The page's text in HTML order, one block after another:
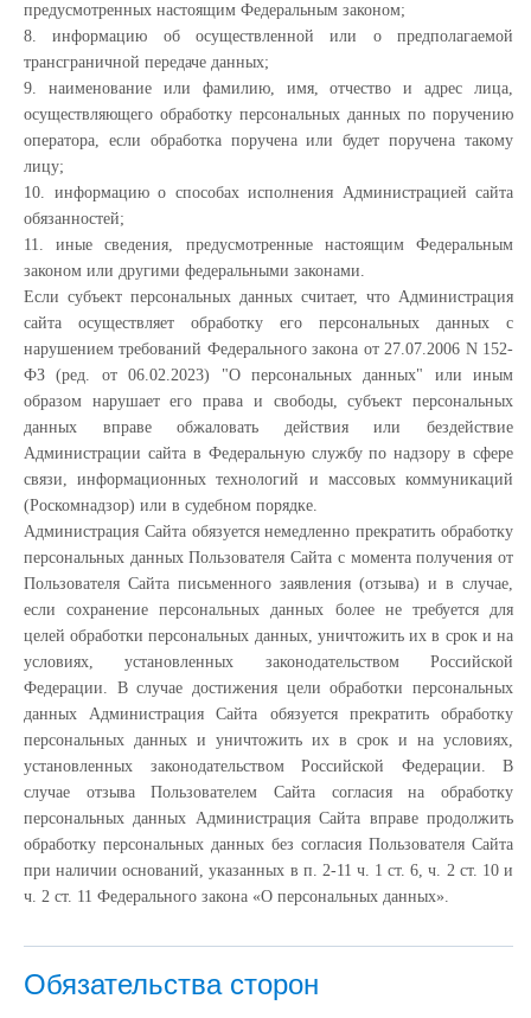
предусмотренных настоящим Федеральным законом;
8. информацию об осуществленной или о предполагаемой
трансграничной передаче данных;
9. наименование или фамилию, имя, отчество и адрес лица,
осуществляющего обработку персональных данных по поручению
оператора, если обработка поручена или будет поручена такому
лицу;
10. информацию о способах исполнения Администрацией сайта
обязанностей;
11. иные сведения, предусмотренные настоящим Федеральным
законом или другими федеральными законами.
Если субъект персональных данных считает, что Администрация
сайта осуществляет обработку его персональных данных с
нарушением требований Федерального закона от 27.07.2006 N 152-
ФЗ (ред. от 06.02.2023) "О персональных данных" или иным
образом нарушает его права и свободы, субъект персональных
данных вправе обжаловать действия или бездействие
Администрации сайта в Федеральную службу по надзору в сфере
связи, информационных технологий и массовых коммуникаций
(Роскомнадзор) или в судебном порядке.
Администрация Сайта обязуется немедленно прекратить обработку
персональных данных Пользователя Сайта с момента получения от
Пользователя Сайта письменного заявления (отзыва) и в случае,
если сохранение персональных данных более не требуется для
целей обработки персональных данных, уничтожить их в срок и на
условиях, установленных законодательством Российской
Федерации. В случае достижения цели обработки персональных
данных Администрация Сайта обязуется прекратить обработку
персональных данных и уничтожить их в срок и на условиях,
установленных законодательством Российской Федерации. В
случае отзыва Пользователем Сайта согласия на обработку
персональных данных Администрация Сайта вправе продолжить
обработку персональных данных без согласия Пользователя Сайта
при наличии оснований, указанных в п. 2-11 ч. 1 ст. 6, ч. 2 ст. 10 и
ч. 2 ст. 11 Федерального закона «О персональных данных».
Обязательства сторон